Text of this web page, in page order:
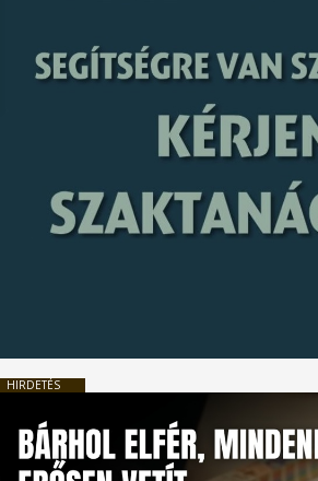
HIRDETÉS